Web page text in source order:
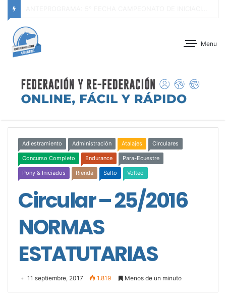
Menu
Adiestramiento Administración Atalajes Circulares
Concurso Completo Endurance Para-Ecuestre
Pony & Iniciados Rienda Salto Volteo
Circular – 25/2016
NORMAS
ESTATUTARIAS
11 septiembre, 2017 1.819 Menos de un minuto